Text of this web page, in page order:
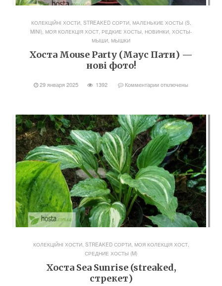
КОЛЕКЦІЙНІ ХОСТИ, STREAKED СОРТИ, МАЛЕНЬКИЕ ХОСТЫ (S,
MINI), МОЯ КОЛЕКЦІЯ ХОСТ, РЕДКИЕ ХОСТЫ, НОВИНКИ, ХОСТЫ-
МЫШИ, МЫШКИ
Хоста Mouse Party (Маус Пати) —
нові фото!
29 января 2025 1392 Комментарииотключены
КОЛЕКЦІЙНІ ХОСТИ, STREAKED СОРТИ, МОЯ КОЛЕКЦІЯ ХОСТ,
СРЕДНИЕ ХОСТЫ (M)
Хоста Sea Sunrise (streaked,
стрекет)